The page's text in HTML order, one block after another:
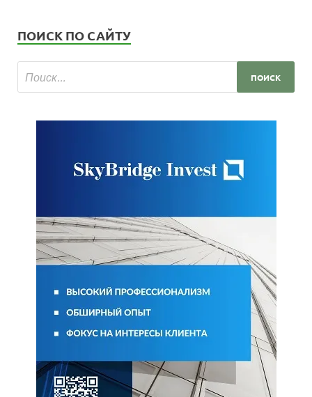
ПОИСК ПО САЙТУ